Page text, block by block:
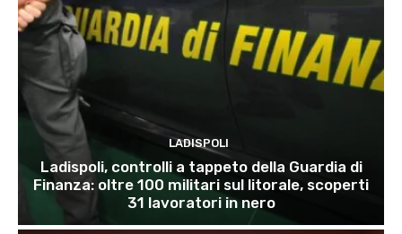
LADISPOLI
Ladispoli, controlli a tappeto della Guardia di
Finanza: oltre 100 militari sul litorale, scoperti
31 lavoratori in nero